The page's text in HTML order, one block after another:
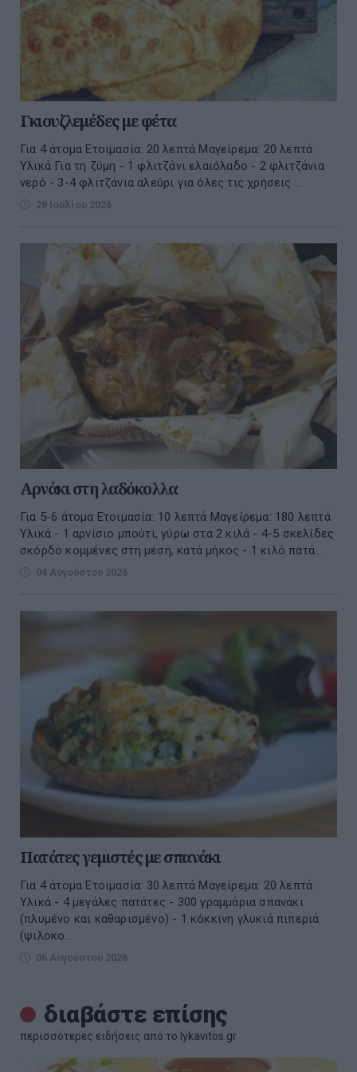
Γκιουζλεμέδες με φέτα
Για 4 άτομα Ετοιμασία: 20 λεπτά Μαγείρεμα: 20 λεπτά
Υλικά Για τη ζύμη - 1 φλιτζάνι ελαιόλαδο - 2 φλιτζάνια
νερό - 3-4 φλιτζάνια αλεύρι για όλες τις χρήσεις ...
28 Ιουλίου 2026
Αρνάκι στη λαδόκολλα
Για 5-6 άτομα Ετοιμασία: 10 λεπτά Μαγείρεμα: 180 λεπτά
Υλικά - 1 αρνίσιο μπούτι, γύρω στα 2 κιλά - 4-5 σκελίδες
σκόρδο κομμένες στη μέση, κατά μήκος - 1 κιλό πατά...
04 Αυγούστου 2026
Πατάτες γεμιστές με σπανάκι
Για 4 άτομα Ετοιμασία: 30 λεπτά Μαγείρεμα: 20 λεπτά
Υλικά - 4 μεγάλες πατάτες - 300 γραμμάρια σπανάκι
(πλυμένο και καθαρισμένο) - 1 κόκκινη γλυκιά πιπεριά
(ψιλοκο...
06 Αυγούστου 2026
διαβάστε επίσης
περισσότερες ειδήσεις από το lykavitos.gr